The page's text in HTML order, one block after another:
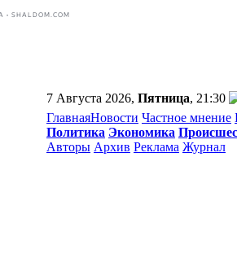
SHALDOM.COM
7 Августа 2026, Пятница, 21:30
ГлавнаяНовости Частное мнение
Политика Экономика
Авторы Архив Реклама Журнал